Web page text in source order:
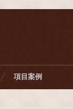
項目案例